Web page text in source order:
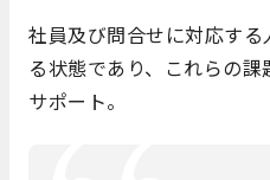
社員及び問合せに対応す
る状態であり、これらの
サポート。